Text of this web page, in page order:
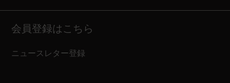
会員登録はこちら
ニュースレター登録